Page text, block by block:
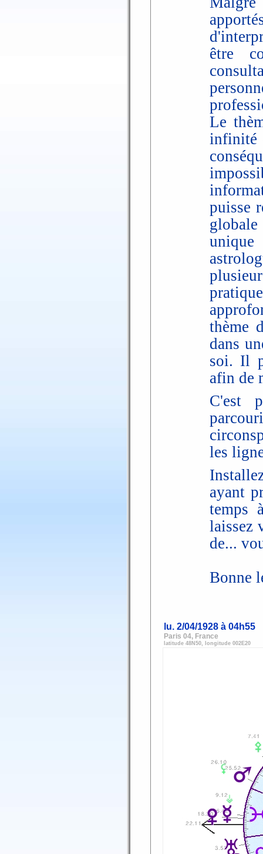
être
Le
infinité
puisse
thème
dans
soi. Il
afin de
C'est
les
ayant
temps
laissez
de...
Bonne
lu. 2/04/1928à 04h55
Paris 04, France
latitude 48N50, longitude 002E20